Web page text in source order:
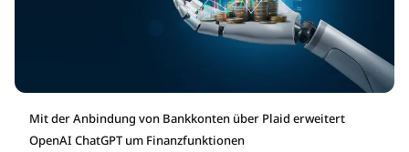
Mit der Anbindung von Bankkonten über Plaid erweitert
OpenAI ChatGPT um Finanzfunktionen